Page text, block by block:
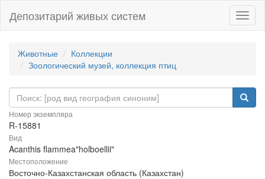
Депозитарий живых систем
Животные
Коллекции
Зоологический музей, коллекция птиц
Номер экземпляра
R-15881
Вид
Acanthis flammea"holboellii"
Местоположение
Восточно-Казахстанская область (Казахстан)